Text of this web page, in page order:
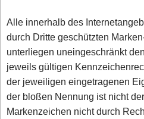
Alle innerhalb des
durch Dritte geschützten
unterliegen uneingeschränkt
jeweils gültigen
der jeweiligen eingetragenen
der bloßen Nennung ist nicht
Markenzeichen nicht durch